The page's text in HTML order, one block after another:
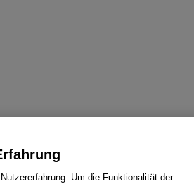
Um die Funktionalität der